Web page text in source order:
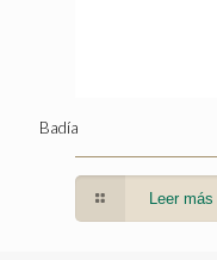
Badía
Leer más